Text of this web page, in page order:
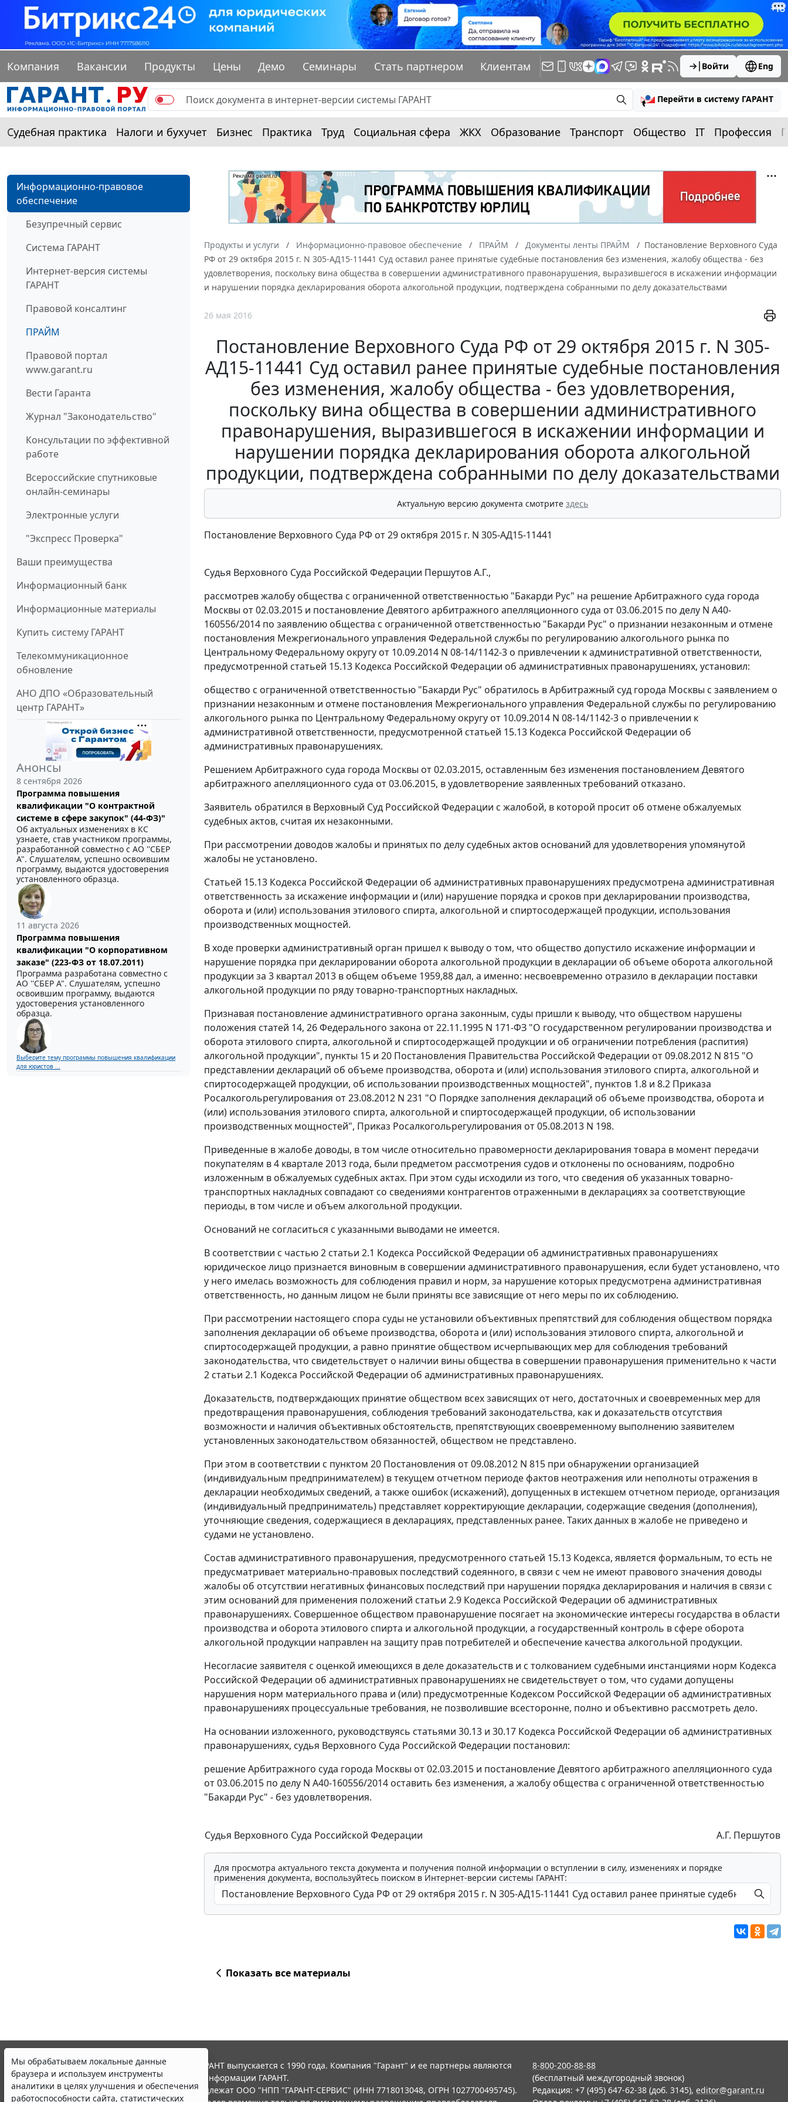
Компания Вакансии Продукты Цены Демо Семинары Стать партнером Клиентам Войти Eng
Перейти в систему ГАРАНТ
Судебная практика Налоги и бухучет Бизнес Практика Труд Социальная сфера ЖКХ Образование Транспорт Общество IT Профессия
Информационно-правовое
обеспечение
Безупречный сервис
Система ГАРАНТ
Интернет-версия системы
ГАРАНТ
Правовой консалтинг
ПРАЙМ
Правовой портал
www.garant.ru
Вести Гаранта
Журнал "Законодательство"
Консультации по эффективной
работе
Всероссийские спутниковые
онлайн-семинары
Электронные услуги
"Экспресс Проверка"
Ваши преимущества
Информационный банк
Информационные материалы
Купить систему ГАРАНТ
Телекоммуникационное
обновление
АНО ДПО «Образовательный
центр ГАРАНТ»
Анонсы
8 сентября 2026
Программа повышения
квалификации "О контрактной
системе в сфере закупок" (44-ФЗ)"
Об актуальных изменениях в КС
узнаете, став участником программы,
разработанной совместно с АО ''СБЕР
А". Слушателям, успешно освоившим
программу, выдаются удостоверения
установленного образца.
11 августа 2026
Программа повышения
квалификации "О корпоративном
заказе" (223-ФЗ от 18.07.2011)
Программа разработана совместно с
АО ''СБЕР А". Слушателям, успешно
освоившим программу, выдаются
удостоверения установленного
образца.
Выберите тему программы повышения квалификации
для юристов ...
Продукты и услуги Информационно-правовое обеспечение ПРАЙМ Документы ленты ПРАЙМ
Постановление Верховного Суда
РФ от 29 октября 2015 г. N 305-АД15-11441 Суд оставил ранее принятые судебные постановления без изменения, жалобу общества - без
удовлетворения, поскольку вина общества в совершении административного правонарушения, выразившегося в искажении информации
и нарушении порядка декларирования оборота алкогольной продукции, подтверждена собранными по делу доказательствами
26 мая 2016
Постановление Верховного Суда РФ от 29 октября 2015 г. N 305-
АД15-11441 Суд оставил ранее принятые судебные постановления
без изменения, жалобу общества - без удовлетворения,
поскольку вина общества в совершении административного
правонарушения, выразившегося в искажении информации и
нарушении порядка декларирования оборота алкогольной
продукции, подтверждена собранными по делу доказательствами
Актуальную версию документа смотрите здесь
Постановление Верховного Суда РФ от 29 октября 2015 г. N 305-АД15-11441
Судья Верховного Суда Российской Федерации Першутов А.Г.,
рассмотрев жалобу общества с ограниченной ответственностью "Бакарди Рус" на решениеАрбитражного суда города
Москвы от 02.03.2015 и постановлениеДевятого арбитражного апелляционного суда от 03.06.2015 по делу N А40-
160556/2014 по заявлению общества с ограниченной ответственностью "Бакарди Рус" о признании незаконным и отмене
постановления Межрегионального управления Федеральной службы по регулированию алкогольного рынка по
Центральному Федеральному округу от 10.09.2014 N 08-14/1142-3 о привлечении к административной ответственности,
предусмотренной статьей 15.13 Кодекса Российской Федерации об административных правонарушениях, установил:
общество с ограниченной ответственностью "Бакарди Рус" обратилось в Арбитражный суд города Москвы с заявлением о
признании незаконным и отмене постановления Межрегионального управления Федеральной службы по регулированию
алкогольного рынка по Центральному Федеральному округу от 10.09.2014 N 08-14/1142-3 о привлечении к
административной ответственности, предусмотренной статьей 15.13 Кодекса Российской Федерации об
административных правонарушениях.
Решением Арбитражного суда города Москвы от 02.03.2015, оставленным без изменения постановлением Девятого
арбитражного апелляционного суда от 03.06.2015, в удовлетворение заявленных требований отказано.
Заявитель обратился в Верховный Суд Российской Федерации с жалобой, в которой просит об отмене обжалуемых
судебных актов, считая их незаконными.
При рассмотрении доводов жалобы и принятых по делу судебных актов оснований для удовлетворения упомянутой
жалобы не установлено.
Статьей 15.13 Кодекса Российской Федерации об административных правонарушениях предусмотрена административная
ответственность за искажение информации и (или) нарушение порядка и сроков при декларировании производства,
оборота и (или) использования этилового спирта, алкогольной и спиртосодержащей продукции, использования
производственных мощностей.
В ходе проверки административный орган пришел к выводу о том, что общество допустило искажение информации и
нарушение порядка при декларировании оборота алкогольной продукции в декларации об объеме оборота алкогольной
продукции за 3 квартал 2013 в общем объеме 1959,88 дал, а именно: несвоевременно отразило в декларации поставки
алкогольной продукции по ряду товарно-транспортных накладных.
Признавая постановление административного органа законным, суды пришли к выводу, что обществом нарушены
положения статей 14, 26Федерального закона от 22.11.1995 N 171-ФЗ "О государственном регулировании производства и
оборота этилового спирта, алкогольной и спиртосодержащей продукции и об ограничении потребления (распития)
алкогольной продукции", пункты 15 и 20 Постановления Правительства Российской Федерации от 09.08.2012 N 815 "О
представлении деклараций об объеме производства, оборота и (или) использования этилового спирта, алкогольной и
спиртосодержащей продукции, об использовании производственных мощностей", пунктов 1.8 и 8.2 Приказа
Росалкогольрегулирования от 23.08.2012 N 231 "О Порядке заполнения деклараций об объеме производства, оборота и
(или) использования этилового спирта, алкогольной и спиртосодержащей продукции, об использовании
производственных мощностей", Приказ Росалкогольрегулирования от 05.08.2013 N 198.
Приведенные в жалобе доводы, в том числе относительно правомерности декларирования товара в момент передачи
покупателям в 4 квартале 2013 года, были предметом рассмотрения судов и отклонены по основаниям, подробно
изложенным в обжалуемых судебных актах. При этом суды исходили из того, что сведения об указанных товарно-
транспортных накладных совпадают со сведениями контрагентов отраженными в декларациях за соответствующие
периоды, в том числе и объем алкогольной продукции.
Оснований не согласиться с указанными выводами не имеется.
В соответствии с частью 2 статьи 2.1 Кодекса Российской Федерации об административных правонарушениях
юридическое лицо признается виновным в совершении административного правонарушения, если будет установлено, что
у него имелась возможность для соблюдения правил и норм, за нарушение которых предусмотрена административная
ответственность, но данным лицом не были приняты все зависящие от него меры по их соблюдению.
При рассмотрении настоящего спора суды не установили объективных препятствий для соблюдения обществом порядка
заполнения декларации об объеме производства, оборота и (или) использования этилового спирта, алкогольной и
спиртосодержащей продукции, а равно принятие обществом исчерпывающих мер для соблюдения требований
законодательства, что свидетельствует о наличии вины общества в совершении правонарушения применительно к части
2 статьи 2.1 Кодекса Российской Федерации об административных правонарушениях.
Доказательств, подтверждающих принятие обществом всех зависящих от него, достаточных и своевременных мер для
предотвращения правонарушения, соблюдения требований законодательства, как и доказательств отсутствия
возможности и наличия объективных обстоятельств, препятствующих своевременному выполнению заявителем
установленных законодательством обязанностей, обществом не представлено.
При этом в соответствии с пунктом 20 Постановления от 09.08.2012 N 815 при обнаружении организацией
(индивидуальным предпринимателем) в текущем отчетном периоде фактов неотражения или неполноты отражения в
декларации необходимых сведений, а также ошибок (искажений), допущенных в истекшем отчетном периоде, организация
(индивидуальный предприниматель) представляет корректирующие декларации, содержащие сведения (дополнения),
уточняющие сведения, содержащиеся в декларациях, представленных ранее. Таких данных в жалобе не приведено и
судами не установлено.
Состав административного правонарушения, предусмотренного статьей 15.13 Кодекса, является формальным, то есть не
предусматривает материально-правовых последствий содеянного, в связи с чем не имеют правового значения доводы
жалобы об отсутствии негативных финансовых последствий при нарушении порядка декларирования и наличия в связи с
этим оснований для применения положений статьи 2.9 Кодекса Российской Федерации об административных
правонарушениях. Совершенное обществом правонарушение посягает на экономические интересы государства в области
производства и оборота этилового спирта и алкогольной продукции, а государственный контроль в сфере оборота
алкогольной продукции направлен на защиту прав потребителей и обеспечение качества алкогольной продукции.
Несогласие заявителя с оценкой имеющихся в деле доказательств и с толкованием судебными инстанциями норм Кодекса
Российской Федерации об административных правонарушениях не свидетельствует о том, что судами допущены
нарушения норм материального права и (или) предусмотренные Кодексом Российской Федерации об административных
правонарушениях процессуальные требования, не позволившие всесторонне, полно и объективно рассмотреть дело.
На основании изложенного, руководствуясь статьями 30.13 и 30.17 Кодекса Российской Федерации об административных
правонарушениях, судья Верховного Суда Российской Федерации постановил:
решениеАрбитражного суда города Москвы от 02.03.2015 и постановлениеДевятого арбитражного апелляционного суда
от 03.06.2015 по делу N А40-160556/2014 оставить без изменения, а жалобу общества с ограниченной ответственностью
"Бакарди Рус" - без удовлетворения.
Судья Верховного Суда Российской Федерации А.Г. Першутов
Для просмотра актуального текста документа и получения полной информации о вступлении в силу, изменениях и порядке
применения документа, воспользуйтесь поиском в Интернет-версии системы ГАРАНТ:
Показать все материалы
Мы обрабатываем локальные данные
браузера и используем инструменты
аналитики в целях улучшения и обеспечения
работоспособности сайта, статистических
© ООО "НПП "ГАРАНТ-СЕРВИС", 2026. Система ГАРАНТ выпускается с 1990 года. Компания "Гарант" и ее партнеры являются
участниками Российской ассоциации правовой информации ГАРАНТ.
Все права на материалы сайта ГАРАНТ.РУ принадлежат ООО "НПП "ГАРАНТ-СЕРВИС" (ИНН 7718013048, ОГРН 1027700495745).
8-800-200-88-88
(бесплатный междугородный звонок)
Редакция: +7 (495) 647-62-38 (доб. 3145), editor@garant.ru